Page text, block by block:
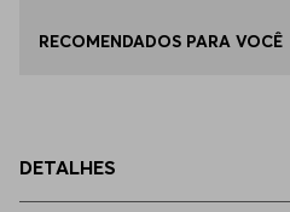
G - L
RECOMENDADOS PARA VOCÊ
DETALHES